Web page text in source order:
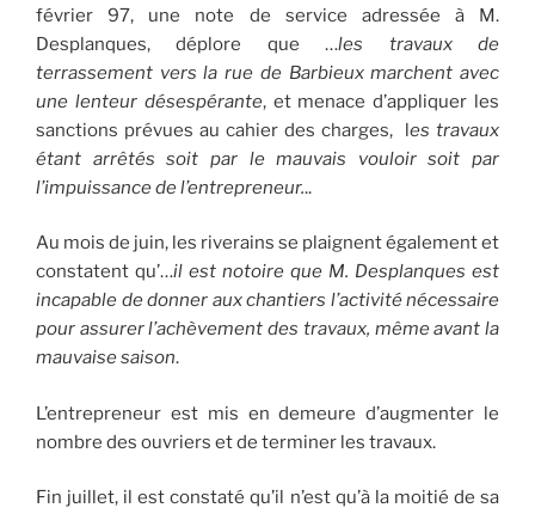
février 97, une note de service adressée à M.
Desplanques, déplore que …les travaux de
terrassement vers la rue de Barbieux marchent avec
une lenteur désespérante, et menace d’appliquer les
sanctions prévues au cahier des charges, les travaux
étant arrêtés soit par le mauvais vouloir soit par
l’impuissance de l’entrepreneur...
Au mois de juin, les riverains se plaignent également et
constatent qu’…il est notoire que M. Desplanques est
incapable de donner aux chantiers l’activité nécessaire
pour assurer l’achèvement des travaux, même avant la
mauvaise saison.
L’entrepreneur est mis en demeure d’augmenter le
nombre des ouvriers et de terminer les travaux.
Fin juillet, il est constaté qu’il n’est qu’à la moitié de sa